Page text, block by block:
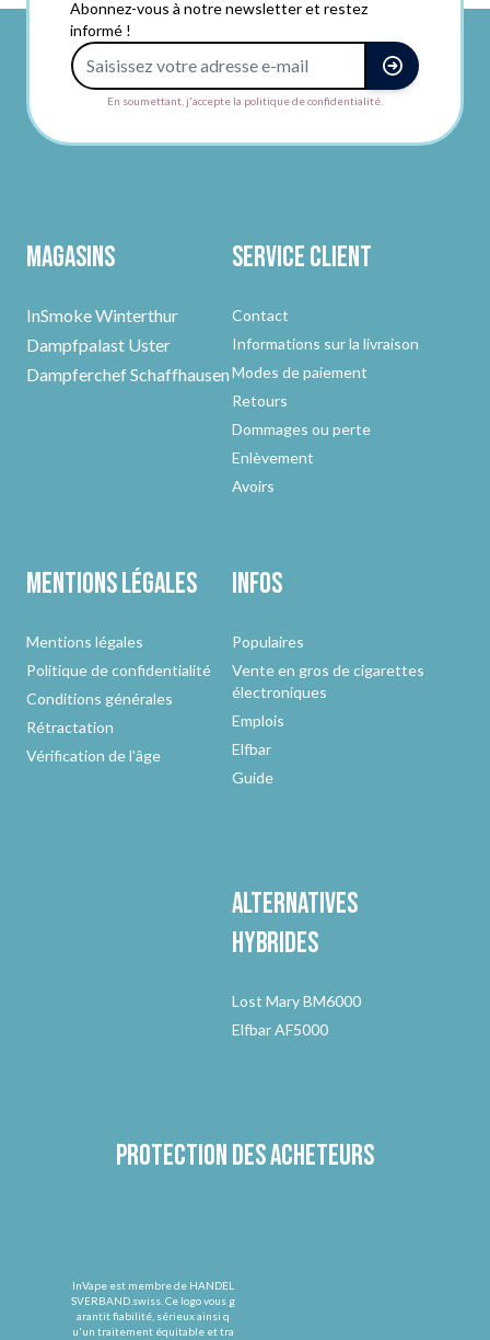
Abonnez-vous à notre newsletter et restez
informé !
En soumettant, j'accepte la politique de confidentialité.
Magasins
InSmoke Winterthur
Dampfpalast Uster
Dampferchef Schaffhausen
Service client
Contact
Informations sur la livraison
Modes de paiement
Retours
Dommages ou perte
Enlèvement
Avoirs
Mentions légales
Mentions légales
Politique de confidentialité
Conditions générales
Rétractation
Vérification de l'âge
Infos
Populaires
Vente en gros de cigarettes
électroniques
Emplois
Elfbar
Guide
Alternatives
hybrides
Lost Mary BM6000
Elfbar AF5000
Protection des acheteurs
InVape est membre de HANDEL
SVERBAND.swiss. Ce logo vous g
arantit fiabilité, sérieux ainsi q
u'un traitement équitable et tra